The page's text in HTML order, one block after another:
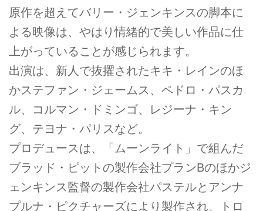
原作を超えてバリー・ジェンキンスの脚本に
よる映像は、やはり情緒的で美しい作品に仕
上がっていることが感じられます。
出演は、新人で抜擢されたキキ・レインのほ
かステファン・ジェームス、ペドロ・パスカ
ル、コルマン・ドミンゴ、レジーナ・キン
グ、テヨナ・パリスなど。
プロデュースは、「ムーンライト」で組んだ
ブラッド・ピットの製作会社プランBのほかジ
ェンキンス監督の製作会社パステルとアンナ
プルナ・ピクチャーズにより製作され、トロ